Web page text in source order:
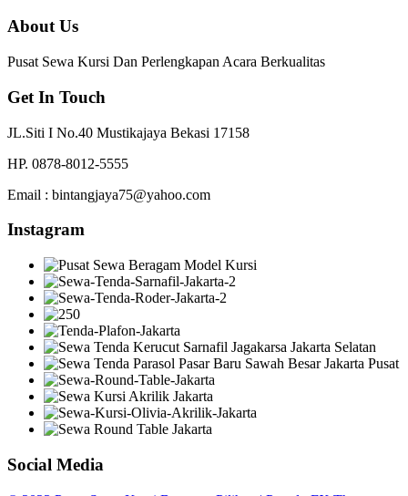
About Us
Pusat Sewa Kursi Dan Perlengkapan Acara Berkualitas
Get In Touch
JL.Siti I No.40 Mustikajaya Bekasi 17158
HP. 0878-8012-5555
Email : bintangjaya75@yahoo.com
Instagram
Social Media